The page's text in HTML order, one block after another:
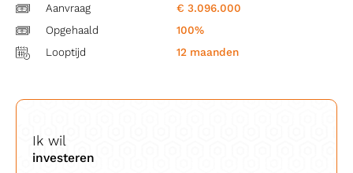
Aanvraag
Opgehaald
Looptijd
€ 3.096.000
100%
12 maanden
Ik wil
investeren